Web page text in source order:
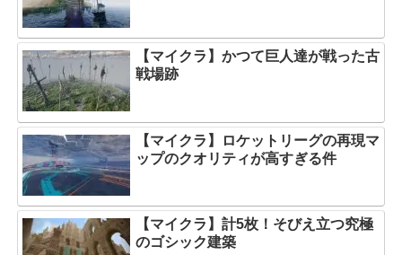
【マイクラ】かつて巨人達が戦った古
戦場跡
【マイクラ】ロケットリーグの再現マ
ップのクオリティが高すぎる件
【マイクラ】計5枚！そびえ立つ究極
のゴシック建築